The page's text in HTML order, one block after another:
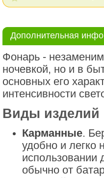
Дополнительная
Фонарь -
ночевкой, но и в
основных его
интенсивности
Виды изделий
Карманные.
удобно и легко
использовании
обычно от